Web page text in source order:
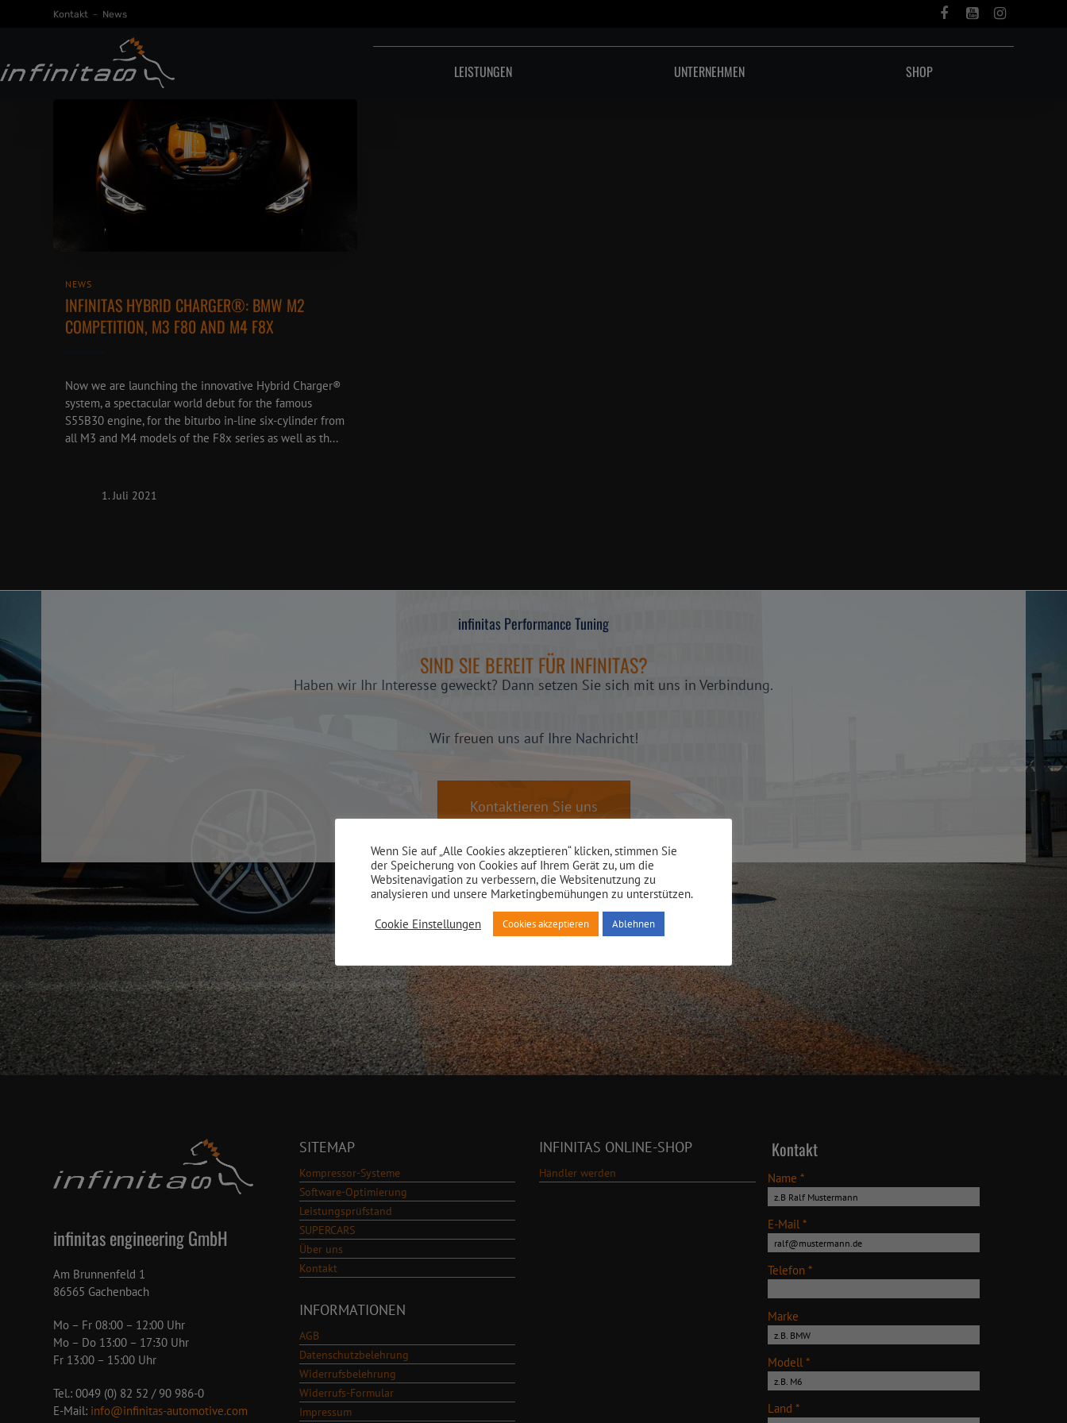
Kontakt - News
LEISTUNGEN UNTERNEHMEN SHOP
NEWS
INFINITAS HYBRID CHARGER®: BMW M2
COMPETITION, M3 F80 AND M4 F8X
Now we are launching the innovative Hybrid Charger®
system, a spectacular world debut for the famous
S55B30 engine, for the biturbo in-line six-cylinder from
all M3 and M4 models of the F8x series as well as th...
1. Juli 2021
infinitas Performance Tuning
SIND SIE BEREIT FÜR INFINITAS?
Haben wir Ihr Interesse geweckt? Dann setzen Sie sich mit uns in Verbindung.
Wir freuen uns auf Ihre Nachricht!
Kontaktieren Sie uns
infinitas engineering GmbH
Am Brunnenfeld 1
86565 Gachenbach
Mo – Fr 08:00 – 12:00 Uhr
Mo – Do 13:00 – 17:30 Uhr
Fr 13:00 – 15:00 Uhr
Tel.: 0049 (0) 82 52 / 90 986-0
E-Mail: info@infinitas-automotive.com
SITEMAP
Kompressor-Systeme
Software-Optimierung
Leistungsprüfstand
SUPERCARS
Über uns
Kontakt
INFINITAS ONLINE-SHOP
Händler werden
INFORMATIONEN
AGB
Datenschutzbelehrung
Widerrufsbelehrung
Widerrufs-Formular
Impressum
Kontakt
Name *
E-Mail *
Telefon *
Marke
Modell *
Land *
Wenn Sie auf „Alle Cookies akzeptieren“ klicken, stimmen Sie
der Speicherung von Cookies auf Ihrem Gerät zu, um die
Websitenavigation zu verbessern, die Websitenutzung zu
analysieren und unsere Marketingbemühungen zu unterstützen.
Cookie Einstellungen
Cookies akzeptieren Ablehnen